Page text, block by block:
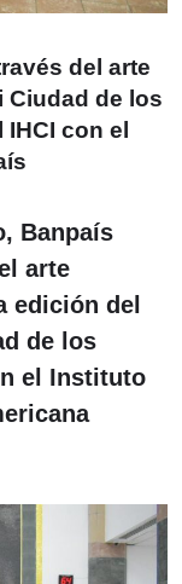
del arte
Ciudad de los
con el
Banpaís
arte
edición del
de los
el Instituto